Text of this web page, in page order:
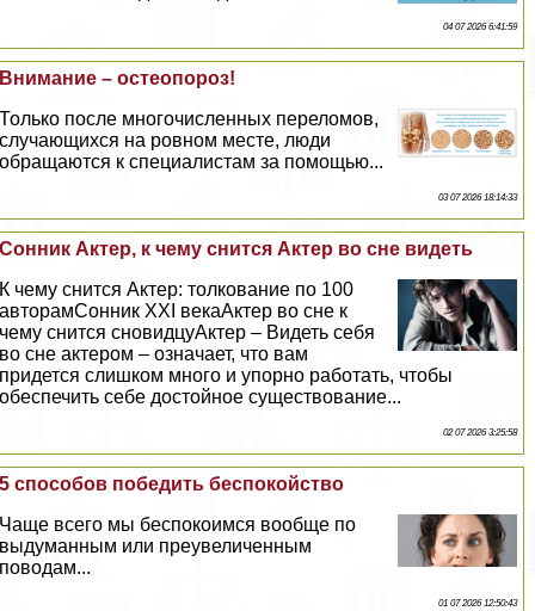
04 07 2026 6:41:59
Внимание – остеопороз!
Только после многочисленных переломов,
случающихся на ровном месте, люди
обращаются к специалистам за помощью...
03 07 2026 18:14:33
Сонник Актер, к чему снится Актер во сне видеть
К чему снится Актер: толкование по 100
авторамСонник XXI векаАктер во сне к
чему снится сновидцуАктер – Видеть себя
во сне актером – означает, что вам
придется слишком много и упopно работать, чтобы
обеспечить себе достойное существование...
02 07 2026 3:25:58
5 способов победить беспокойство
Чаще всего мы беспокоимся вообще по
выдуманным или преувеличенным
поводам...
01 07 2026 12:50:43